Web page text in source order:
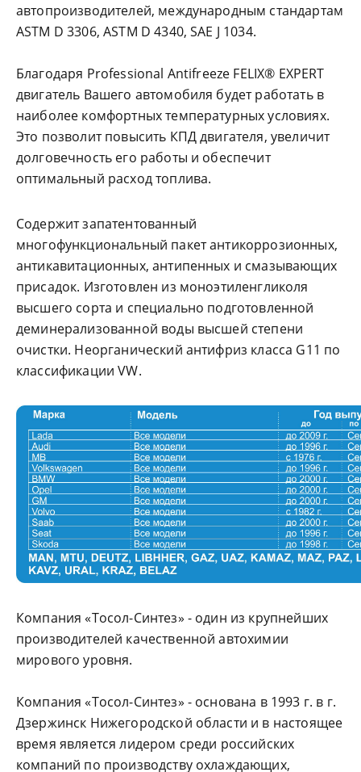
автопроизводителей, международным стандартам
ASTM D 3306, ASTM D 4340, SAE J 1034.
Благодаря Professional Antifreeze FELIX® EXPERT
двигатель Вашего автомобиля будет работать в
наиболее комфортных температурных условиях.
Это позволит повысить КПД двигателя, увеличит
долговечность его работы и обеспечит
оптимальный расход топлива.
Содержит запатентованный
многофункциональный пакет антикоррозионных,
антикавитационных, антипенных и смазывающих
присадок. Изготовлен из моноэтиленгликоля
высшего сорта и специально подготовленной
деминерализованной воды высшей степени
очистки. Неорганический антифриз класса G11 по
классификации VW.
Компания «Тосол-Синтез» - один из крупнейших
производителей качественной автохимии
мирового уровня.
Компания «Тосол-Синтез» - основана в 1993 г. в г.
Дзержинск Нижегородской области и в настоящее
время является лидером среди российских
компаний по производству охлаждающих,